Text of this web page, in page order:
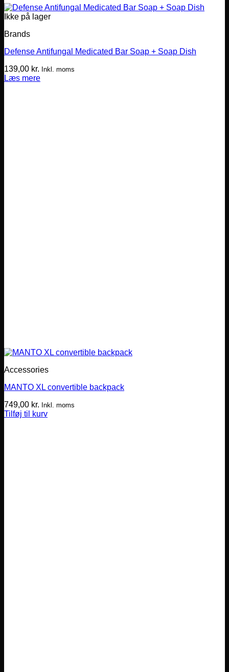
Ikke på lager
Brands
Defense Antifungal Medicated Bar Soap + Soap Dish
139,00 kr. Inkl. moms
Læs mere
Accessories
MANTO XL convertible backpack
749,00 kr. Inkl. moms
Tilføj til kurv